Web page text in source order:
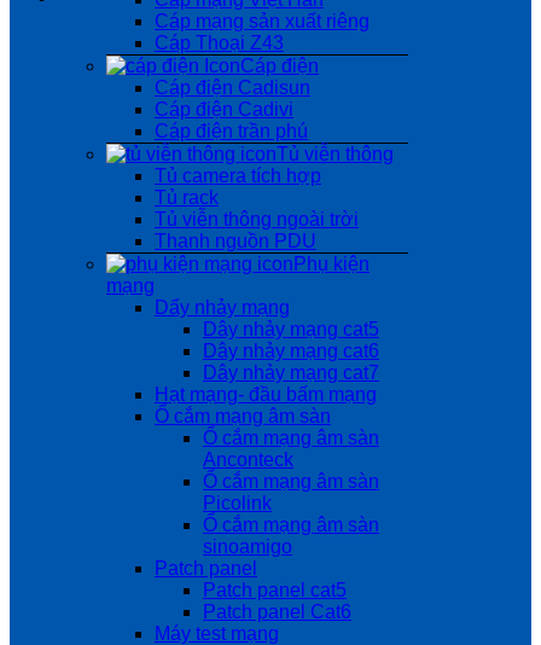
Cáp mạng sản xuất riêng
Cáp Thoại Z43
Cáp điện
Cáp điện Cadisun
Cáp điện Cadivi
Cáp điện trần phú
Tủ viễn thông
Tủ camera tích hợp
Tủ rack
Tủ viễn thông ngoài trời
Thanh nguồn PDU
Phụ kiện
mạng
Dẩy nhảy mạng
Dây nhảy mạng cat5
Dây nhảy mạng cat6
Dây nhảy mạng cat7
Hạt mạng- đầu bấm mạng
Ổ cắm mạng âm sàn
Ổ cắm mạng âm sàn
Anconteck
Ổ cắm mạng âm sàn
Picolink
Ổ cắm mạng âm sàn
sinoamigo
Patch panel
Patch panel cat5
Patch panel Cat6
Máy test mạng